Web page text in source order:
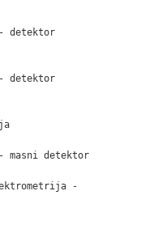
detektor
detektor
masni detektor
-